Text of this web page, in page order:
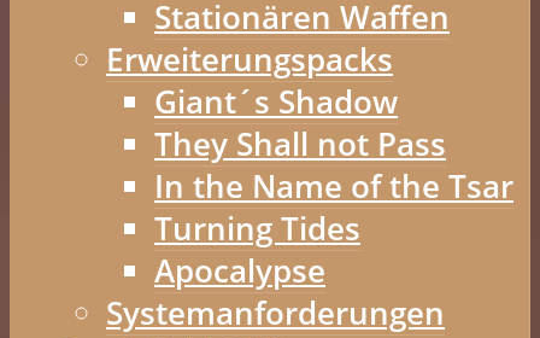
Stationären Waffen
Erweiterungspacks
Giant´s Shadow
They Shall not Pass
In the Name of the Tsar
Turning Tides
Apocalypse
Systemanforderungen